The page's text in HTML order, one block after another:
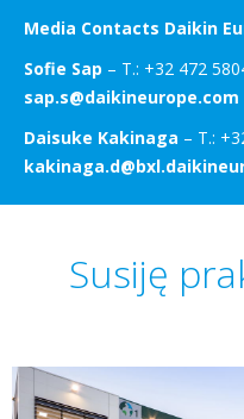
Media Contacts Daikin
Sofie Sap – T.: +32 472
sap.s@daikineurope.com
Daisuke Kakinaga – T.:
Susiję